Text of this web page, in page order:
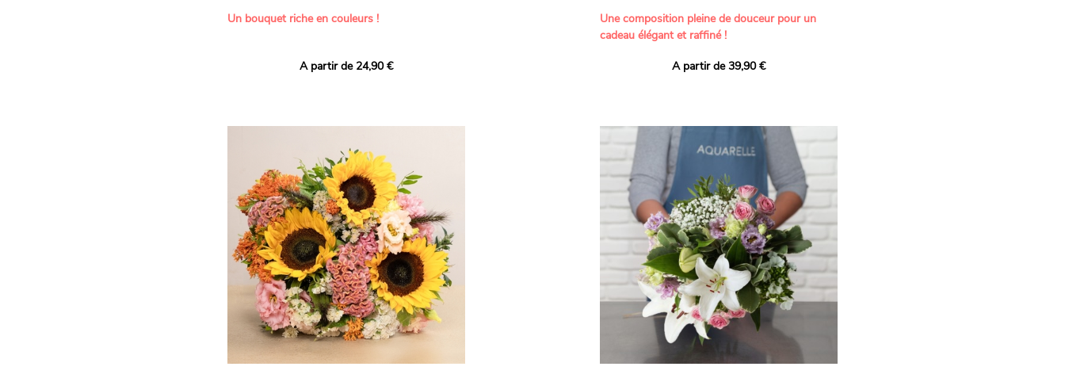
Un bouquet riche en couleurs !
vives pour un effet vitaminé garanti. Un
'Tropical Amazone' et 'Wild Calypso', connues
pour leur tenue en vase, leurs teintes
incroyables et le parfait épanouissement de
leurs boutons.
Une explosion de couleurs dans un bouquet de
roses fraîches !
Il contient :
- Un mélange harmonieux de roses roses,
rouges, jaunes et orange
- Quelques feuillages pour structurer
À offrir pour :
- Souhaiter un anniversaire joyeux et coloré
A partir de 24,90 €
Une composition pleine de douceur pour un
cadeau élégant et raffiné !
Offrez un bouquet délicat et généreux, imaginé
création une touche de pureté et de
romantisme, tandis que les giroflées dévoilent
un parfum délicat et une allure naturellement
poétique. Le gypsophile, léger et aérien, vient
envelopper l’ensemble de douceur, pendant que
les lisianthus ajoutent une note d’élégance et de
raffinement à cette harmonie florale.
Chaque tige a été sélectionnée avec soin pour
composer un bouquet lumineux, plein de
charme et de délicatesse. Avec son bel équilibre
entre volume, finesse et parfum, cette création
florale est idéale pour célébrer les plus beaux
moments de vie avec grâce et émotion.
A partir de 39,90 €